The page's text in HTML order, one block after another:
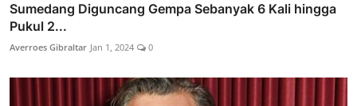
Sumedang Diguncang Gempa Sebanyak 6 Kali hingga
Pukul 2...
Averroes Gibraltar Jan 1, 2024 0